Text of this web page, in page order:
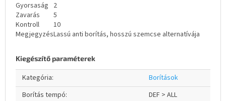
Gyorsaság 2
Zavarás
5
Kontroll
10
MegjegyzésLassú anti borítás, hosszú szemcse alternatívája
Kiegészítő paraméterek
Kategória:
Borítások
Borítás tempó:
DEF > ALL